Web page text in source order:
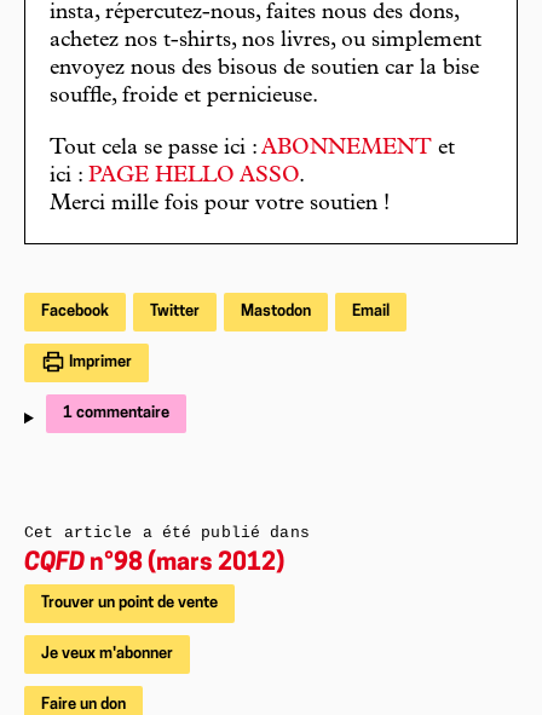
insta, répercutez-nous, faites nous des dons,
achetez nos t-shirts, nos livres, ou simplement
envoyez nous des bisous de soutien car la bise
souffle, froide et pernicieuse.
Tout cela se passe ici : ABONNEMENT et
ici : PAGE HELLO ASSO.
Merci mille fois pour votre soutien !
Facebook Twitter Mastodon Email
Imprimer
1 commentaire
Cet article a été publié dans
CQFD n°98 (mars 2012)
Trouver un point de vente
Je veux m'abonner
Faire un don